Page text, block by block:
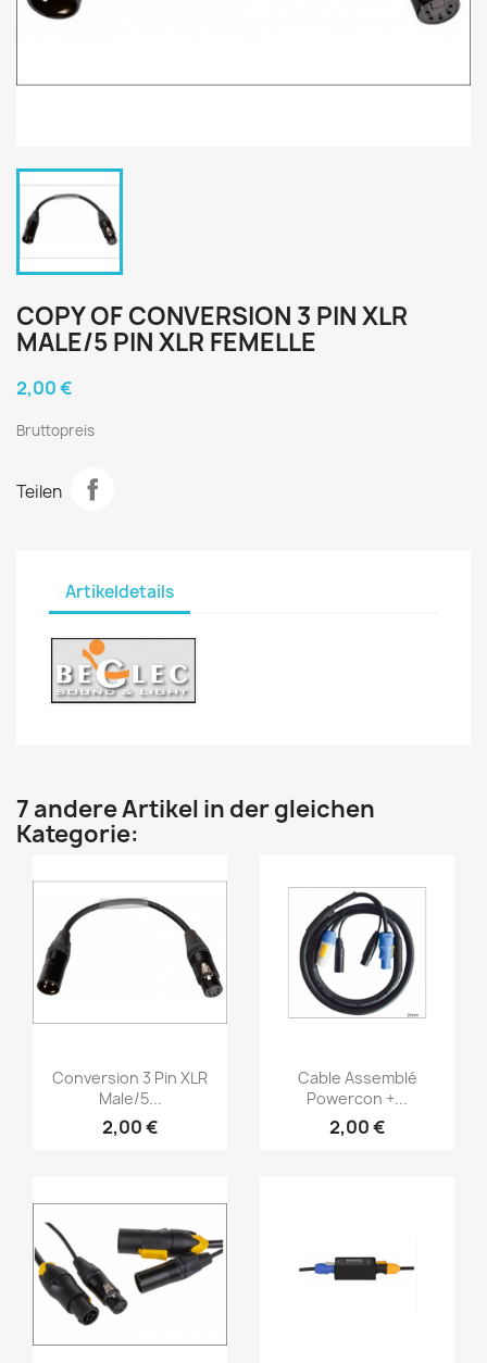
COPY OF CONVERSION 3 PIN XLR
MALE/5 PIN XLR FEMELLE
2,00 €
Bruttopreis
Teilen
Artikeldetails
7 andere Artikel in der gleichen
Kategorie:
Vorschau
Conversion 3 Pin XLR
Male/5...
2,00 €
Vorschau
Cable Assemblé
Powercon +...
2,00 €